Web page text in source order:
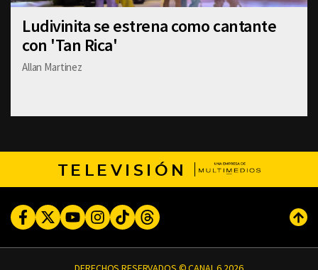
Ludivinita se estrena como cantante
con 'Tan Rica'
Allan Martinez
TELEVISIÓN
FacebookTwitterYoutubeInstagram
TikTokThreads